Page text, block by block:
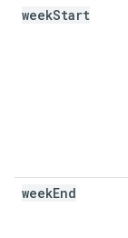
weekStart
weekEnd